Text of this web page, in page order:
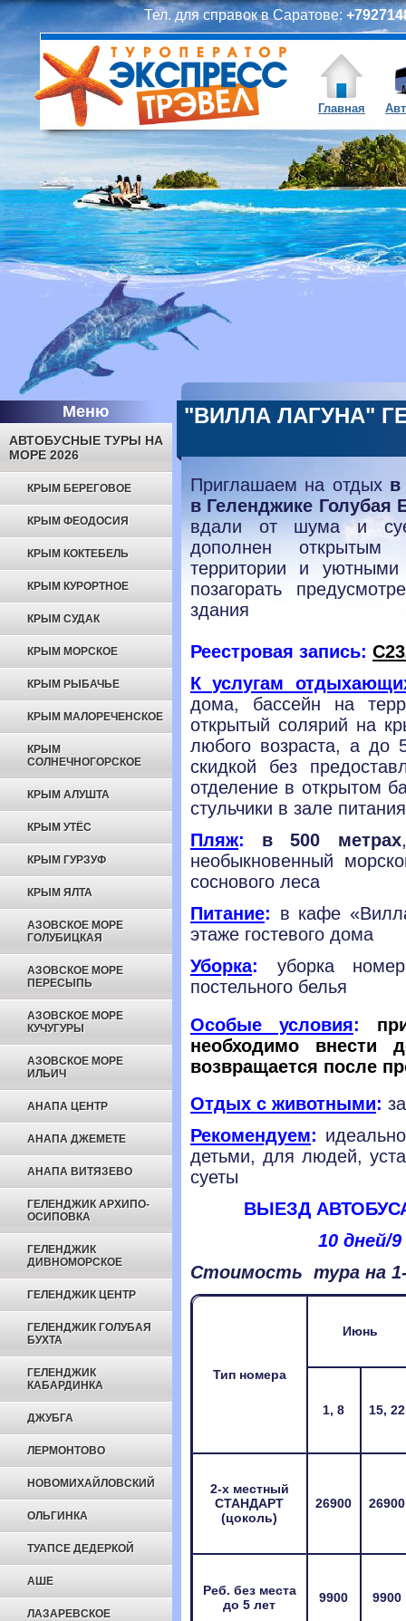
Тел. для справок в Саратове:
Главная
Меню
АВТОБУСНЫЕ ТУРЫ НА
МОРЕ 2026
КРЫМ БЕРЕГОВОЕ
КРЫМ ФЕОДОСИЯ
КРЫМ КОКТЕБЕЛЬ
КРЫМ КУРОРТНОЕ
КРЫМ СУДАК
КРЫМ МОРСКОЕ
КРЫМ РЫБАЧЬЕ
КРЫМ МАЛОРЕЧЕНСКОЕ
КРЫМ
СОЛНЕЧНОГОРСКОЕ
КРЫМ АЛУШТА
КРЫМ УТЁС
КРЫМ ГУРЗУФ
КРЫМ ЯЛТА
АЗОВСКОЕ МОРЕ
ГОЛУБИЦКАЯ
АЗОВСКОЕ МОРЕ
ПЕРЕСЫПЬ
АЗОВСКОЕ МОРЕ
КУЧУГУРЫ
АЗОВСКОЕ МОРЕ
ИЛЬИЧ
АНАПА ЦЕНТР
АНАПА ДЖЕМЕТЕ
АНАПА ВИТЯЗЕВО
ГЕЛЕНДЖИК АРХИПО-
ОСИПОВКА
ГЕЛЕНДЖИК
ДИВНОМОРСКОЕ
ГЕЛЕНДЖИК ЦЕНТР
ГЕЛЕНДЖИК ГОЛУБАЯ
БУХТА
ГЕЛЕНДЖИК
КАБАРДИНКА
ДЖУБГА
ЛЕРМОНТОВО
НОВОМИХАЙЛОВСКИЙ
ОЛЬГИНКА
ТУАПСЕ ДЕДЕРКОЙ
АШЕ
ЛАЗАРЕВСКОЕ
"ВИЛЛА ЛАГУНА"
Приглашаем на отдыхв
в Геленджике Голубая
вдали от шума и
дополнен открытым
территории и
позагорать
здания
Реестровая запись:
К услугам
дома, бассейн на
открытый солярий на
любого возраста, а до
скидкой без
отделение в открытом
стульчики в зале
Пляж: в 500 метрах
необыкновенный
соснового леса
Питание: в кафе
этаже гостевого дома
Уборка: уборка
постельного белья
Особые условия: п
необходимо внести
возвращается после
Отдых с животными:
Рекомендуем:
детьми, для людей,
суеты
ВЫЕЗД
10 дней/
Стоимость тура на 1-
Тип номера
Июнь
1, 8 15, 22
2-х местный
СТАНДАРТ
(цоколь)
26900 26900
Реб. без места
до 5 лет
9900 9900